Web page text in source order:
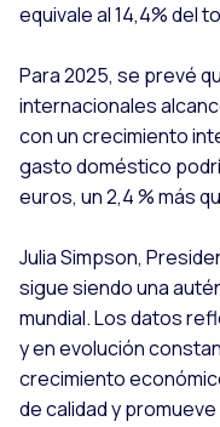
equivale al 14,4% del
Para 2025, se prevé
internacionales
con un crecimiento
gasto doméstico
euros, un 2,4 % más
Julia Simpson,
sigue siendo una
mundial. Los datos
y en evolución
crecimiento
de calidad y